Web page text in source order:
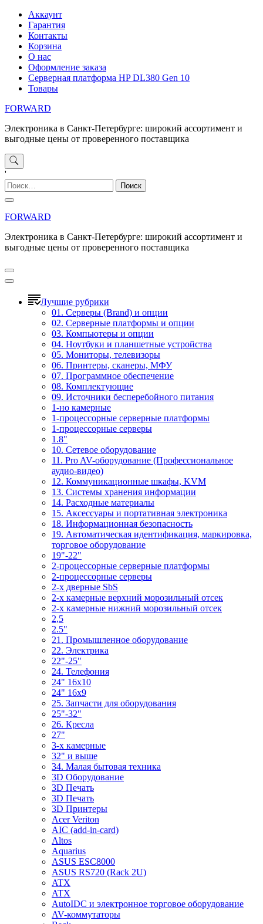
Перейти
содержимому
Аккаунт
Гарантия
Контакты
Корзина
О нас
Оформление заказа
Серверная платформа HP DL380 Gen 10
Товары
FORWARD
Электроника в Санкт-Петербурге: широкий ассортимент и
выгодные цены от проверенного поставщика
'
Найти:
FORWARD
Электроника в Санкт-Петербурге: широкий ассортимент и
выгодные цены от проверенного поставщика
Лучшие рубрики
01. Серверы (Brand) и опции
02. Серверные платформы и опции
03. Компьютеры и опции
04. Ноутбуки и планшетные устройства
05. Мониторы, телевизоры
06. Принтеры, сканеры, МФУ
07. Программное обеспечение
08. Комплектующие
09. Источники бесперебойного питания
1-но камерные
1-процессорные серверные платформы
1-процессорные серверы
1.8"
10. Сетевое оборудование
11. Pro AV-оборудование (Профессиональное
аудио-видео)
12. Коммуникационные шкафы, KVM
13. Системы хранения информации
14. Расходные материалы
15. Аксессуары и портативная электроника
18. Информационная безопасность
19. Автоматическая идентификация, маркировка,
торговое оборудование
19"-22"
2-процессорные серверные платформы
2-процессорные серверы
2-х дверные SbS
2-х камерные верхний морозильный отсек
2-х камерные нижний морозильный отсек
2,5
2.5"
21. Промышленное оборудование
22. Электрика
22"-25"
24. Телефония
24" 16x10
24" 16x9
25. Запчасти для оборудования
25"-32"
26. Кресла
27"
3-x камерные
32" и выше
34. Малая бытовая техника
3D Оборудование
3D Печать
3D Печать
3D Принтеры
Acer Veriton
AIC (add-in-card)
Altos
Aquarius
ASUS ESC8000
ASUS RS720 (Rack 2U)
ATX
ATX
AutoIDC и электронное торговое оборудование
AV-коммутаторы